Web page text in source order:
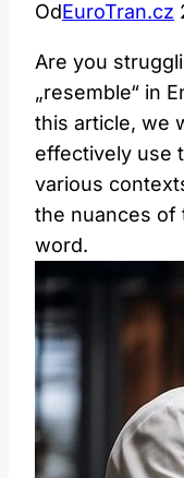
OdEuroTran.cz
Are you
„resemble“ in
this article, we
effectively use
various
the nuances of
word.